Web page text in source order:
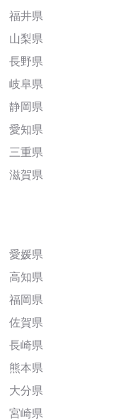
福井県
山梨県
長野県
岐阜県
静岡県
愛知県
三重県
滋賀県
愛媛県
高知県
福岡県
佐賀県
長崎県
熊本県
大分県
宮崎県